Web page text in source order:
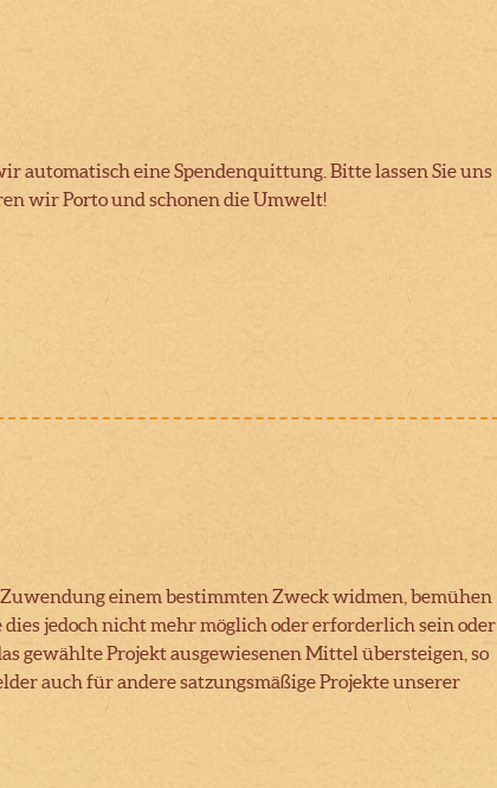
automatisch eine Spendenquittung. Bitte lassen Sie uns
wir Porto und schonen die Umwelt!
einem bestimmten Zweck widmen, bemühen
jedoch nicht mehr möglich oder erforderlich sein oder
gewählte Projekt ausgewiesenen Mittel übersteigen, so
auch für andere satzungsmäßige Projekte unserer